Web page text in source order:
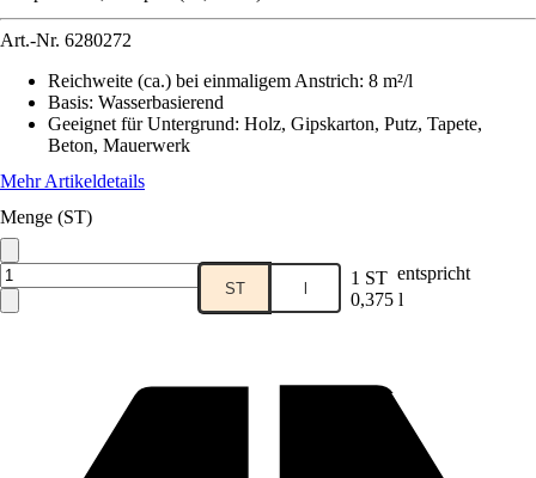
Art.-Nr. 6280272
Reichweite (ca.) bei einmaligem Anstrich: 8 m²/l
Basis: Wasserbasierend
Geeignet für Untergrund: Holz, Gipskarton, Putz, Tapete,
Beton, Mauerwerk
Mehr Artikeldetails
Menge (ST)
ST l 1 ST entspricht
0,375 l